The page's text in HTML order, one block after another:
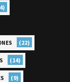
(22)
(14)
(9)